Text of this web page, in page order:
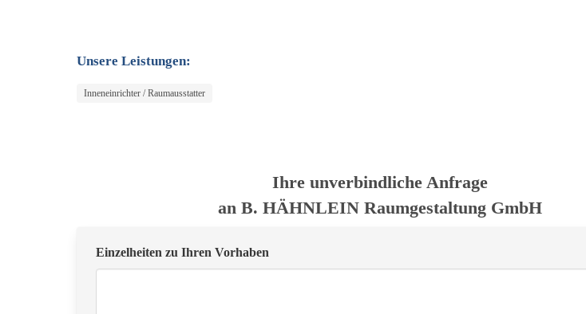
Unsere Leistungen:
Inneneinrichter / Raumausstatter
Ihre unverbindliche Anfrage
an B. HÄHNLEIN Raumgestaltung GmbH
Einzelheiten zu Ihren Vorhaben